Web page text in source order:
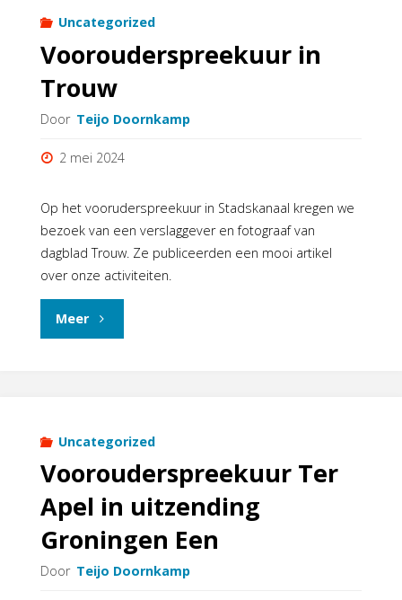
uitreiking
Schepperle-
Award
op
oktober
in
Groningen"
Uncategorized
Voorouderspreekuur in
Trouw
Door Teijo Doornkamp
2 mei 2024
Op het vooruderspreekuur in Stadskanaal kregen we
bezoek van een verslaggever en fotograaf van
dagblad Trouw. Ze publiceerden een mooi artikel
over onze activiteiten.
Meer"Voorouderspreekuur
Uncategorized
Voorouderspreekuur Ter
Apel in uitzending
Groningen Een
Door Teijo Doornkamp